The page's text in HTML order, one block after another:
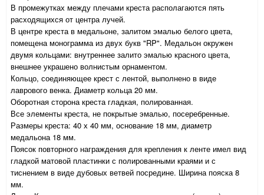
В промежутках между плечами креста располагаются пять
расходящихся от центра лучей.
В центре креста в медальоне, залитом эмалью белого цвета,
помещена монограмма из двух букв "RP". Медальон окружен
двумя кольцами: внутреннее залито эмалью красного цвета,
внешнее украшено волнистым орнаментом.
Кольцо, соединяющее крест с лентой, выполнено в виде
лаврового венка. Диаметр кольца 20 мм.
Оборотная сторона креста гладкая, полированная.
Все элементы креста, не покрытые эмалью, посеребренные.
Размеры креста: 40 х 40 мм, основание 18 мм, диаметр
медальона 18 мм.
Поясок повторного награждения для крепления к ленте имел вид
гладкой матовой пластинки с полированными краями и с
тиснением в виде дубовых ветвей посредине. Ширина пояска 8
мм.